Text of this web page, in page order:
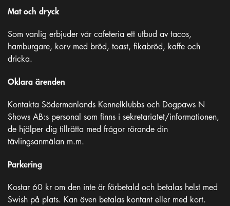
Mat och dryck
Som vanlig erbjuder vår cafeteria ett utbud av tacos,
hamburgare, korv med bröd, toast, fikabröd, kaffe och
dricka.
Oklara ärenden
Kontakta Södermanlands Kennelklubbs och Dogpaws N
Shows AB:s personal som finns i sekretariatet/informationen,
de hjälper dig tillrätta med frågor rörande din
tävlingsanmälan m.m.
Parkering
Kostar 60 kr om den inte är förbetald och betalas helst med
Swish på plats. Kan även betalas kontant eller med kort.